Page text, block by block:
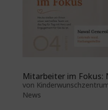
Mitarbeiter im Fokus:
von
News